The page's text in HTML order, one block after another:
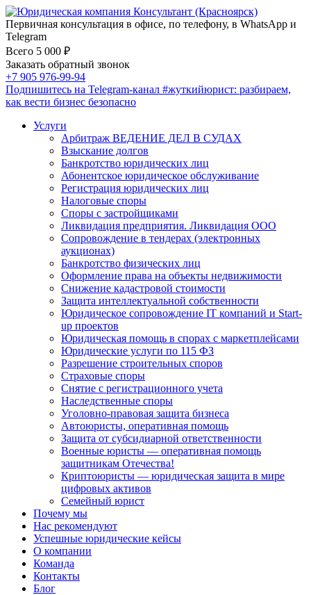
Первичная консультация в офисе, по телефону, в WhatsApp и
Telegram
Всего 5 000 ₽
Заказать обратный звонок
+7 905 976-99-94
Подпишитесь на Telegram-канал #жуткийюрист: разбираем,
как вести бизнес безопасно
Услуги
Арбитраж ВЕДЕНИЕ ДЕЛ В СУДАХ
Взыскание долгов
Банкротство юридических лиц
Абонентское юридическое обслуживание
Регистрация юридических лиц
Налоговые споры
Споры с застройщиками
Ликвидация предприятия. Ликвидация ООО
Сопровождение в тендерах (электронных
аукционах)
Банкротство физических лиц
Оформление права на объекты недвижимости
Снижение кадастровой стоимости
Защита интеллектуальной собственности
Юридическое сопровождение IT компаний и Start-
up проектов
Юридическая помощь в спорах с маркетплейсами
Юридические услуги по 115 ФЗ
Разрешение строительных споров
Страховые споры
Снятие с регистрационного учета
Наследственные споры
Уголовно-правовая защита бизнеса
Автоюристы, оперативная помощь
Защита от субсидиарной ответственности
Военные юристы — оперативная помощь
защитникам Отечества!
Криптоюристы — юридическая защита в мире
цифровых активов
Семейный юрист
Почему мы
Нас рекомендуют
Успешные юридические кейсы
О компании
Команда
Контакты
Блог